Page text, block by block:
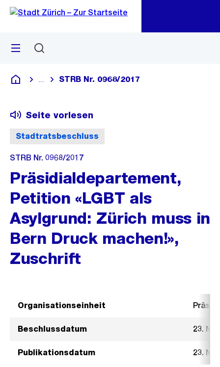
Navigation
Sprunglink
Menü
Deutsch
Blende alle Breadcrumbs ein
STRB Nr. 0968/2017
Stadtratsbeschluss
Seite vorlesen
STRB Nr. 0968/2017
Präsidialdepartement,
Petition «LGBT als
Asylgrund: Zürich muss in
Bern Druck machen!»,
Zuschrift
Organisationseinheit
Beschlussdatum 23.
Publikationsdatum 23.